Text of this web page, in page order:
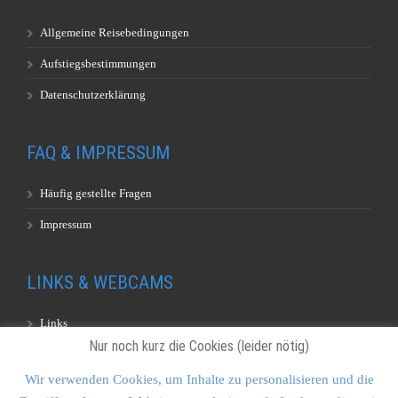
Allgemeine Reisebedingungen
Aufstiegsbestimmungen
Datenschutzerklärung
FAQ & IMPRESSUM
Häufig gestellte Fragen
Impressum
LINKS & WEBCAMS
Links
Nur noch kurz die Cookies (leider nötig)
Wir verwenden Cookies, um Inhalte zu personalisieren und die